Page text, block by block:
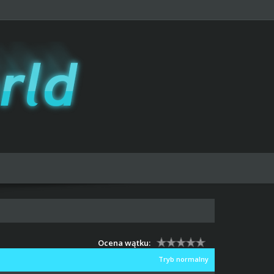
Ocena wątku:
Tryb normalny